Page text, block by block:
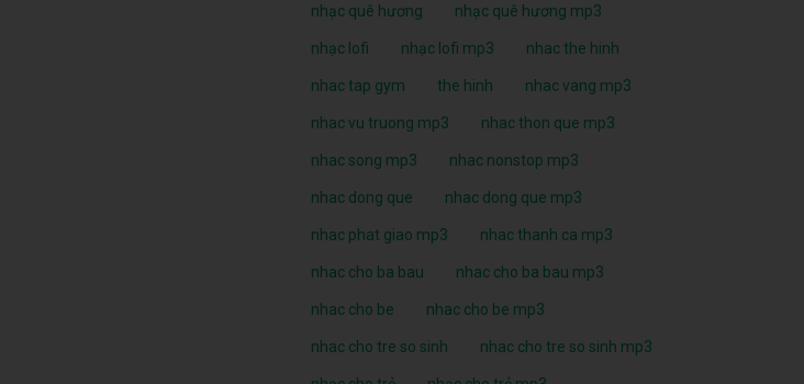
nhạc quê hương nhạc quê hương mp3
nhạc lofi nhạc lofi mp3 nhac the hinh
nhac tap gym the hinh nhac vang mp3
nhac vu truong mp3 nhac thon que mp3
nhac song mp3 nhac nonstop mp3
nhac dong que nhac dong que mp3
nhac phat giao mp3 nhac thanh ca mp3
nhac cho ba bau nhac cho ba bau mp3
nhac cho be nhac cho be mp3
nhac cho tre so sinh nhac cho tre so sinh mp3